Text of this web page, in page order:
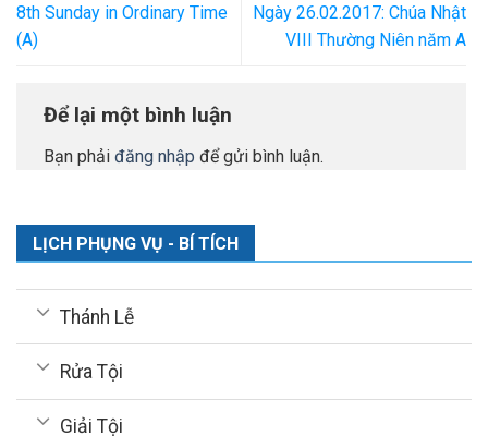
8th Sunday in Ordinary Time
(A)
Ngày 26.02.2017: Chúa Nhật
VIII Thường Niên năm A
Để lại một bình luận
Bạn phải đăng nhập để gửi bình luận.
LỊCH PHỤNG VỤ - BÍ TÍCH
Thánh Lễ
Rửa Tội
Giải Tội